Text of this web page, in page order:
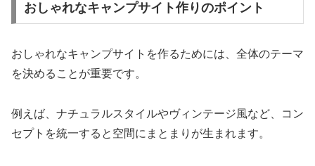
おしゃれなキャンプサイト作りのポイント
おしゃれなキャンプサイトを作るためには、全体のテーマ
を決めることが重要です。
例えば、ナチュラルスタイルやヴィンテージ風など、コン
セプトを統一すると空間にまとまりが生まれます。